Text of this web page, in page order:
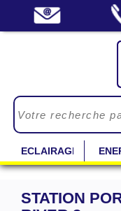
ECLAIRAGE
STATION